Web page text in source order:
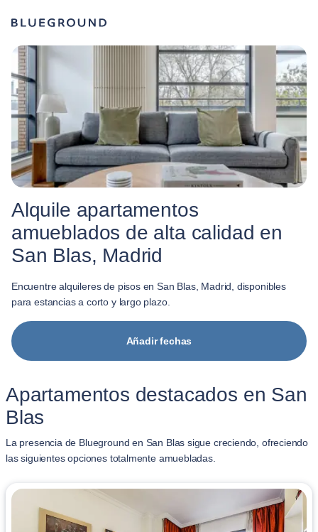
Alquile apartamentos
amueblados de alta calidad en
San Blas, Madrid
Encuentre alquileres de pisos en San Blas, Madrid, disponibles
para estancias a corto y largo plazo.
Añadir fechas
Apartamentos destacados en San
Blas
La presencia de Blueground en San Blas sigue creciendo, ofreciendo
las siguientes opciones totalmente amuebladas.